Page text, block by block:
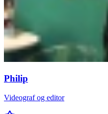
Philip
Videograf og editor